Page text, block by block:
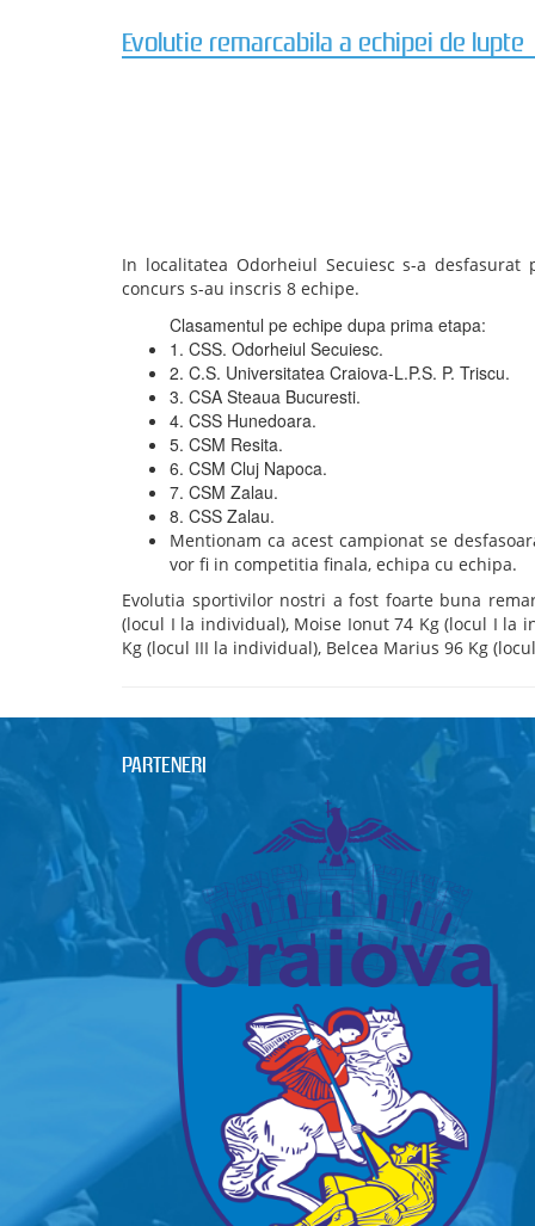
Evolutie remarcabila a echipei de lupte
In localitatea Odorheiul Secuiesc s-a
concurs s-au inscris 8 echipe.
Clasamentul pe echipe dupa prima etapa:
1. CSS. Odorheiul Secuiesc.
2. C.S. Universitatea Craiova-L.P.S. P. Triscu.
3. CSA Steaua Bucuresti.
4. CSS Hunedoara.
5. CSM Resita.
6. CSM Cluj Napoca.
7. CSM Zalau.
8. CSS Zalau.
Mentionam ca acest campionat se
vor fi in competitia finala, echipa cu echipa.
Evolutia sportivilor nostri a fost foarte buna
(locul I la individual), Moise Ionut 74 Kg (locul I la
Kg (locul III la individual), Belcea Marius 96 Kg
PARTENERI